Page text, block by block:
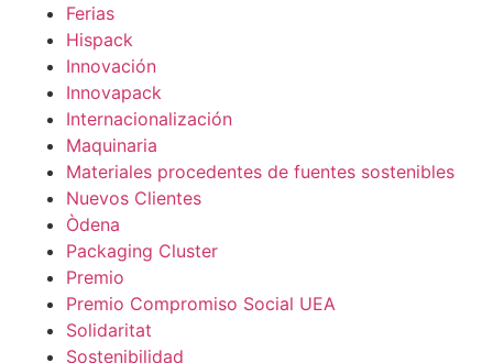
Ferias
Hispack
Innovación
Innovapack
Internacionalización
Maquinaria
Materiales procedentes de fuentes sostenibles
Nuevos Clientes
Òdena
Packaging Cluster
Premio
Premio Compromiso Social UEA
Solidaritat
Sostenibilidad